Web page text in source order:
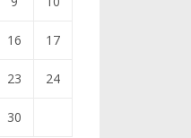
16 17
23 24
30